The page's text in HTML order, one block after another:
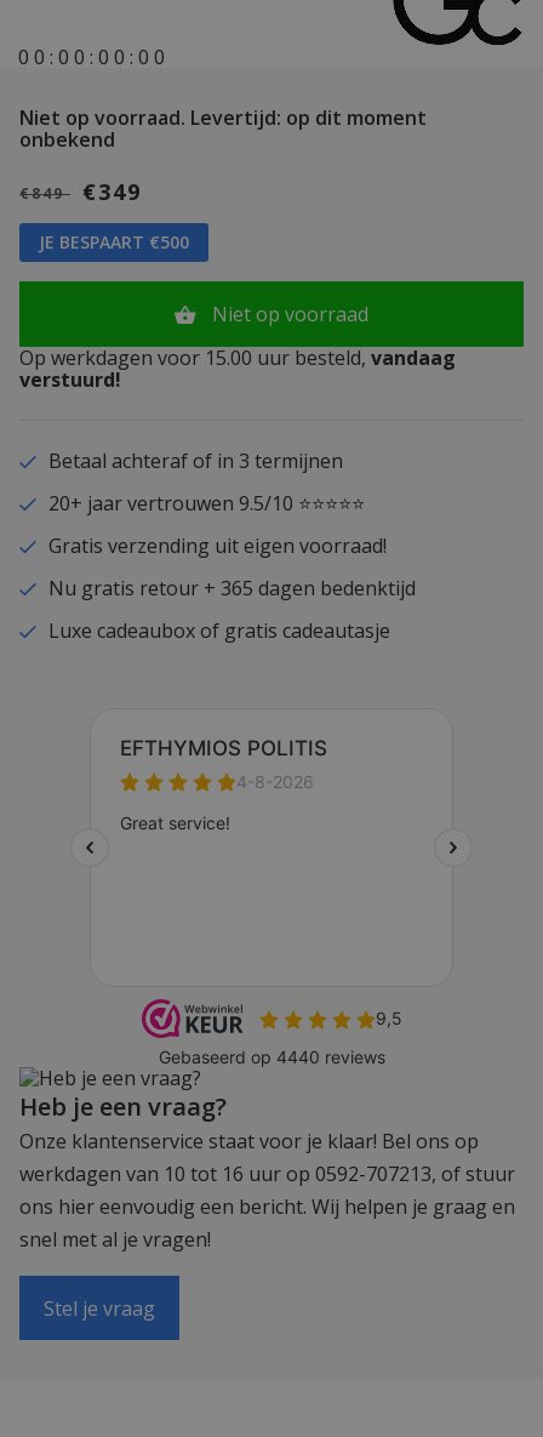
0 0 : 0 0 : 0 0 : 0 0
Niet op voorraad. Levertijd: op dit moment
onbekend
€849 €349
JE BESPAART €500
Niet op voorraad
Op werkdagen voor 15.00 uur besteld, vandaag
verstuurd!
Betaal achteraf of in 3 termijnen
20+ jaar vertrouwen 9.5/10 ⭐⭐⭐⭐⭐
Gratis verzending uit eigen voorraad!
Nu gratis retour + 365 dagen bedenktijd
Luxe cadeaubox of gratis cadeautasje
Heb je een vraag?
Onze klantenservice staat voor je klaar! Bel ons op
werkdagen van 10 tot 16 uur op 0592-707213, of stuur
ons hier eenvoudig een bericht. Wij helpen je graag en
snel met al je vragen!
Stel je vraag